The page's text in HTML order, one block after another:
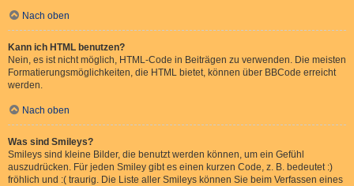
Nach oben
Kann ich HTML benutzen?
Nein, es ist nicht möglich, HTML-Code in Beiträgen zu verwenden. Die meisten
Formatierungsmöglichkeiten, die HTML bietet, können über BBCode erreicht
werden.
Nach oben
Was sind Smileys?
Smileys sind kleine Bilder, die benutzt werden können, um ein Gefühl
auszudrücken. Für jeden Smiley gibt es einen kurzen Code, z. B. bedeutet :)
fröhlich und :( traurig. Die Liste aller Smileys können Sie beim Verfassen eines